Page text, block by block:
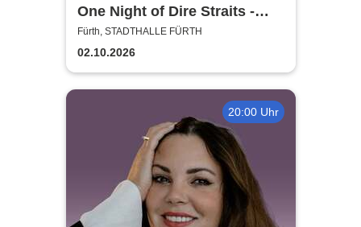
One Night of Dire Straits -
Tribute Show
Fürth, STADTHALLE FÜRTH
02.10.2026
20:00 Uhr